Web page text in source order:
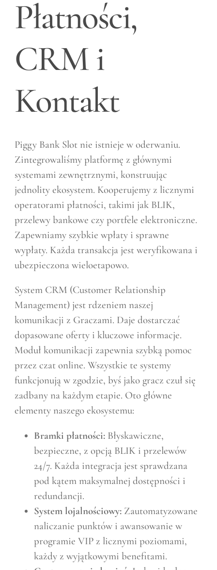
Płatności,
CRM i
Kontakt
Piggy Bank Slot nie istnieje w oderwaniu.
Zintegrowaliśmy platformę z głównymi
systemami zewnętrznymi, konstruując
jednolity ekosystem. Kooperujemy z licznymi
operatorami płatności, takimi jak BLIK,
przelewy bankowe czy portfele elektroniczne.
Zapewniamy szybkie wpłaty i sprawne
wypłaty. Każda transakcja jest weryfikowana i
ubezpieczona wieloetapowo.
System CRM (Customer Relationship
Management) jest rdzeniem naszej
komunikacji z Graczami. Daje dostarczać
dopasowane oferty i kluczowe informacje.
Moduł komunikacji zapewnia szybką pomoc
przez czat online. Wszystkie te systemy
funkcjonują w zgodzie, byś jako gracz czuł się
zadbany na każdym etapie. Oto główne
elementy naszego ekosystemu:
Bramki płatności: Błyskawiczne,
bezpieczne, z opcją BLIK i przelewów
24/7. Każda integracja jest sprawdzana
pod kątem maksymalnej dostępności i
redundancji.
System lojalnościowy: Zautomatyzowane
naliczanie punktów i awansowanie w
programie VIP z licznymi poziomami,
każdy z wyjątkowymi benefitami.